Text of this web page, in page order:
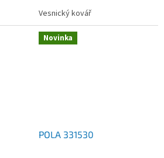
Vesnický kovář
Novinka
POLA 331530